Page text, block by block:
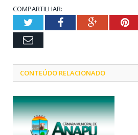
COMPARTILHAR:
TwitterFacebookGoogle+
Email
CONTEÚDO RELACIONADO